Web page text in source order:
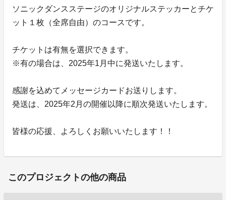
ソニックダンスステージのオリジナルステッカーとチケ
ット１枚（全席自由）のコースです。
チケットは有無を選択できます。
※有の場合は、2025年1月中に発送いたします。
感謝を込めてメッセージカードお送りします。
発送は、2025年2月の開催以降に順次発送いたします。
皆様の応援、よろしくお願いいたします！！
このプロジェクトの他の商品